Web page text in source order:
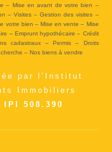
– Mise en avant de votre bien –
– Visites – Gestion des visites –
votre bien – Mise en vente – Mise
– Emprunt hypothécaire – Crédit
cadastraux – Permis – Droits
– Nos biens à vendre
par l’Institut
Immobiliers
508.390